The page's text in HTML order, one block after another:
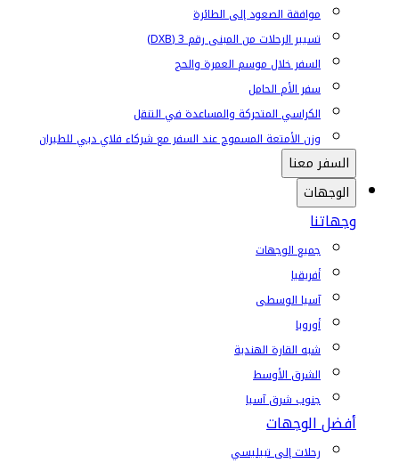
موافقة الصعود إلى الطائرة
تسيير الرحلات من المبنى رقم 3 (DXB)
السفر خلال موسم العمرة والحج
سفر الأم الحامل
الكراسي المتحركة والمساعدة في التنقل
وزن الأمتعة المسموح عند السفر مع شركاء فلاي دبي للطيران
السفر معنا
الوجهات
وجهاتنا
جميع الوجهات
أفريقيا
آسيا الوسطى
أوروبا
شبه القارة الهندية
الشرق الأوسط
جنوب شرق آسيا
أفضل الوجهات
رحلات إلى تبيليسي